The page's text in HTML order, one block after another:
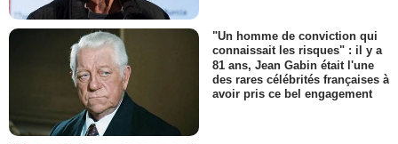
"Un homme de conviction qui
connaissait les risques" : il y a
81 ans, Jean Gabin était l'une
des rares célébrités françaises à
avoir pris ce bel engagement